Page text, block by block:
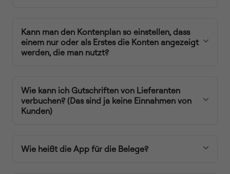
Kann man den Kontenplan so einstellen, dass
einem nur oder als Erstes die Konten angezeigt
werden, die man nutzt?
Wie kann ich Gutschriften von Lieferanten
verbuchen? (Das sind ja keine Einnahmen von
Kunden)
Wie heißt die App für die Belege?